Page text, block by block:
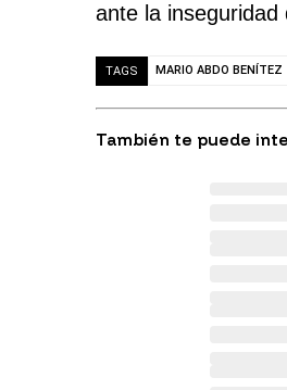
ante la
TAGS MARIO ABDO BENÍTEZ
También te puede